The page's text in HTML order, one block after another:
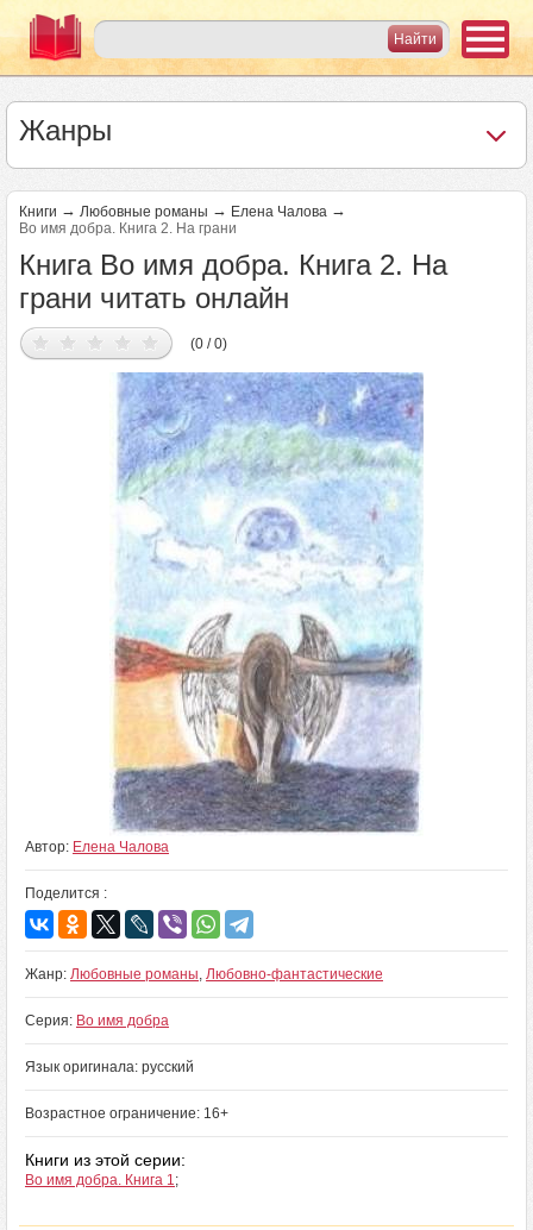
Жанры
Книги → Любовные романы → Елена Чалова →
Во имя добра. Книга 2. На грани
Книга Во имя добра. Книга 2. На
грани читать онлайн
(0 / 0)
Автор: Елена Чалова
Поделится :
Жанр: Любовные романы, Любовно-фантастические
Серия: Во имя добра
Язык оригинала: русский
Возрастное ограничение: 16+
Книги из этой серии:
Во имя добра. Книга 1;